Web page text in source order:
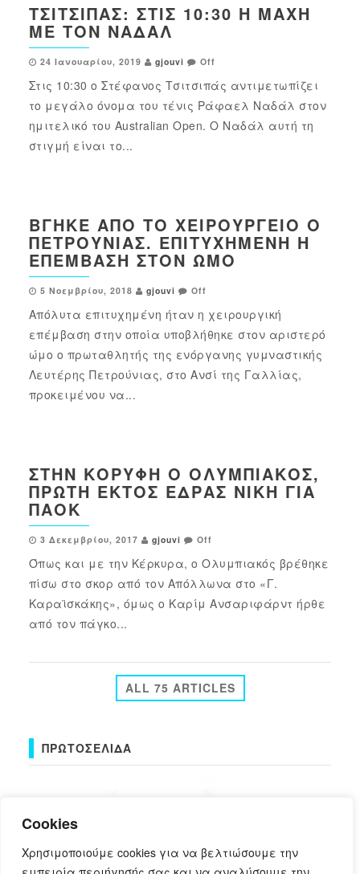
Cookies
Χρησιμοποιούμε cookies για να βελτιώσουμε την
ΤΣΙΤΣΙΠΆΣ: ΣΤΙΣ 10:30 Η ΜΆΧΗ
ΜΕ ΤΟΝ ΝΑΔΆΛ
24 Ιανουαρίου, 2019 gjouvi Off
Στις 10:30 ο Στέφανος Τσιτσιπάς αντιμετωπίζει
το μεγάλο όνομα του τένις Ράφαελ Ναδάλ στον
ημιτελικό του Australian Open. Ο Ναδάλ αυτή τη
στιγμή είναι το...
ΒΓΉΚΕ ΑΠΌ ΤΟ ΧΕΙΡΟΥΡΓΕΊΟ Ο
ΠΕΤΡΟΎΝΙΑΣ. ΕΠΙΤΥΧΗΜΈΝΗ Η
ΕΠΈΜΒΑΣΗ ΣΤΟΝ ΏΜΟ
5 Νοεμβρίου, 2018 gjouvi Off
Απόλυτα επιτυχημένη ήταν η χειρουργική
επέμβαση στην οποία υποβλήθηκε στον αριστερό
ώμο ο πρωταθλητής της ενόργανης γυμναστικής
Λευτέρης Πετρούνιας, στο Ανσί της Γαλλίας,
προκειμένου να...
ΣΤΗΝ ΚΟΡΥΦΉ Ο ΟΛΥΜΠΙΑΚΌΣ,
ΠΡΏΤΗ ΕΚΤΌΣ ΈΔΡΑΣ ΝΊΚΗ ΓΙΑ
ΠΑΟΚ
3 Δεκεμβρίου, 2017 gjouvi Off
Όπως και με την Κέρκυρα, ο Ολυμπιακός βρέθηκε
πίσω στο σκορ από τον Απόλλωνα στο «Γ.
Καραϊσκάκης», όμως ο Καρίμ Ανσαριφάρντ ήρθε
από τον πάγκο...
ALL 75 ARTICLES
ΠΡΩΤΟΣΈΛΙΔΑ